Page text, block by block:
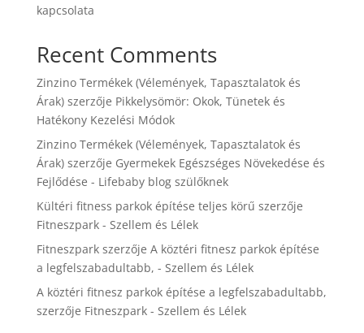
kapcsolata
Recent Comments
Zinzino Termékek (Vélemények, Tapasztalatok és
Árak)szerzője Pikkelysömör: Okok, Tünetek és
Hatékony Kezelési Módok
Zinzino Termékek (Vélemények, Tapasztalatok és
Árak)szerzője Gyermekek Egészséges Növekedése és
Fejlődése - Lifebaby blog szülőknek
Kültéri fitness parkok építése teljes körű szerzője
Fitneszpark - Szellem és Lélek
Fitneszparkszerzője A köztéri fitnesz parkok építése
a legfelszabadultabb, - Szellem és Lélek
A köztéri fitnesz parkok építése a legfelszabadultabb,
szerzője Fitneszpark - Szellem és Lélek